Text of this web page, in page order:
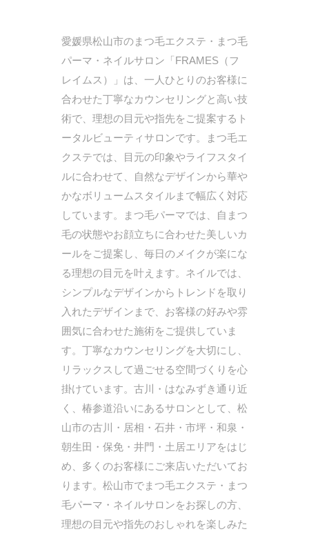
愛媛県松山市のまつ毛エクステ・まつ毛
パーマ・ネイルサロン「FRAMES（フ
レイムス）」は、一人ひとりのお客様に
合わせた丁寧なカウンセリングと高い技
術で、理想の目元や指先をご提案するト
ータルビューティサロンです。まつ毛エ
クステでは、目元の印象やライフスタイ
ルに合わせて、自然なデザインから華や
かなボリュームスタイルまで幅広く対応
しています。まつ毛パーマでは、自まつ
毛の状態やお顔立ちに合わせた美しいカ
ールをご提案し、毎日のメイクが楽にな
る理想の目元を叶えます。ネイルでは、
シンプルなデザインからトレンドを取り
入れたデザインまで、お客様の好みや雰
囲気に合わせた施術をご提供していま
す。丁寧なカウンセリングを大切にし、
リラックスして過ごせる空間づくりを心
掛けています。古川・はなみずき通り近
く、椿参道沿いにあるサロンとして、松
山市の古川・居相・石井・市坪・和泉・
朝生田・保免・井門・土居エリアをはじ
め、多くのお客様にご来店いただいてお
ります。松山市でまつ毛エクステ・まつ
毛パーマ・ネイルサロンをお探しの方、
理想の目元や指先のおしゃれを楽しみた